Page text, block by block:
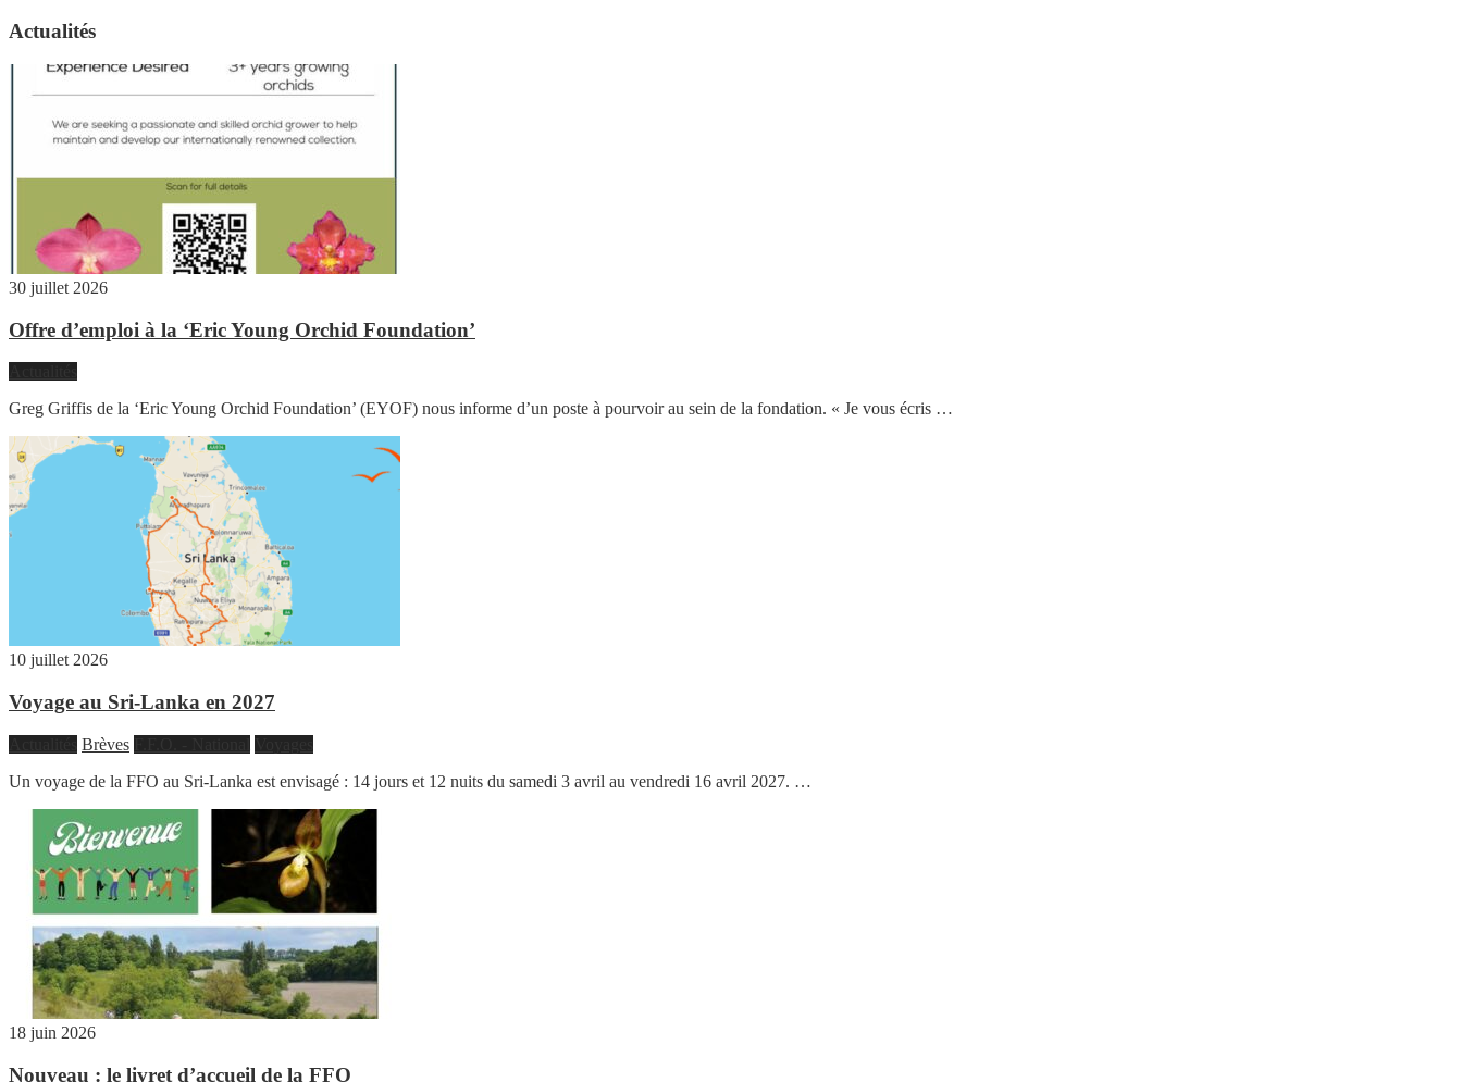
Actualités
30 juillet 2026
Offre d’emploi à la ‘Eric Young Orchid Foundation’
Greg Griffis de la ‘Eric Young Orchid Foundation’ (EYOF) nous informe d’un poste à pourvoir au sein de la fondation. « Je vous écris …
10 juillet 2026
Voyage au Sri-Lanka en 2027
Brèves
Un voyage de la FFO au Sri-Lanka est envisagé : 14 jours et 12 nuits du samedi 3 avril au vendredi 16 avril 2027. …
18 juin 2026
Nouveau : le livret d’accueil de la FFO